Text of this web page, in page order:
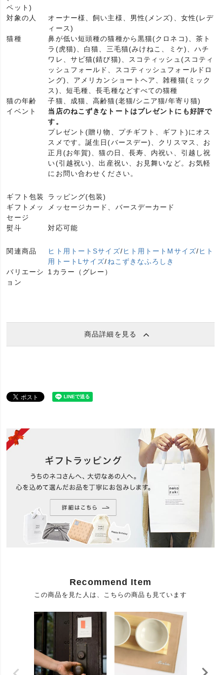
ペット)
対象の人
オーナー様、飼い主様、男性(メンズ)、女性(レデ
ィース)
猫種
鼻が低い短頭種の猫種から黒猫(クロネコ)、茶ト
ラ(虎猫)、白猫、三毛猫(みけねこ、ミケ)、ハチ
ワレ、サビ猫(錆び猫)、スコティッシュ(スコティ
ッシュフォールド、スコティッシュフォールドロ
ング)、アメリカンショートヘア、雑種猫(ミック
ス)、短毛種、長毛種などすべての猫種
猫の年齢
子猫、成猫、高齢猫(老猫/シニア猫/年寄り猫)
イベント
当店のねこずきなトートはプレゼントにも好評で
す。
プレゼント(贈り物、プチギフト、ギフト)にオス
スメです。誕生日(バースデー)、クリスマス、お
正月(お年賀)、猫の日、長寿、内祝い、引越し祝
い(引越祝い)、出産祝い、お見舞いなど。お気軽
にお問い合わせください。
ギフト包装
ラッピング(包装)
ギフトメッ
セージ
メッセージカード、バースデーカード
熨斗 対応可能
関連商品 ヒト用トートSサイズ/ヒト用トートMサイズ/ヒト
用トートLサイズ/ねこずきなふろしき
バリエーシ
ョン
1カラー（グレー）
商品詳細を見る
Recommend Item
この商品を見た人は、こちらの商品も見ています